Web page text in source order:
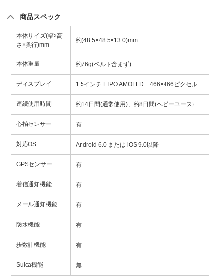
商品スペック
本体サイズ(幅×高
さ×奥行)mm
約(48.5×48.5×13.0)mm
本体重量 約76g(ベルト含まず)
ディスプレイ 1.5インチ LTPO AMOLED 466×466ピクセル
連続使用時間 約14日間(通常使用)、約8日間(ヘビーユース)
心拍センサー 有
対応OS Android 6.0 または iOS 9.0以降
GPSセンサー 有
着信通知機能 有
メール通知機能 有
防水機能 有
歩数計機能 有
Suica機能 無